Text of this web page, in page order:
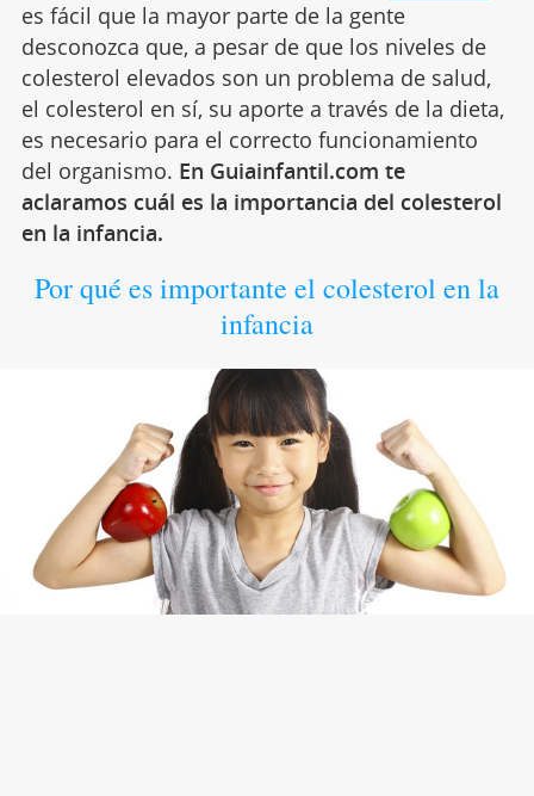
es fácil que la mayor parte de la gente
desconozca que, a pesar de que los niveles de
colesterol elevados son un problema de salud,
el colesterol en sí, su aporte a través de la dieta,
es necesario para el correcto funcionamiento
del organismo. En Guiainfantil.com te
aclaramos cuál es la importancia del colesterol
en la infancia.
Por qué es importante el colesterol en la
infancia